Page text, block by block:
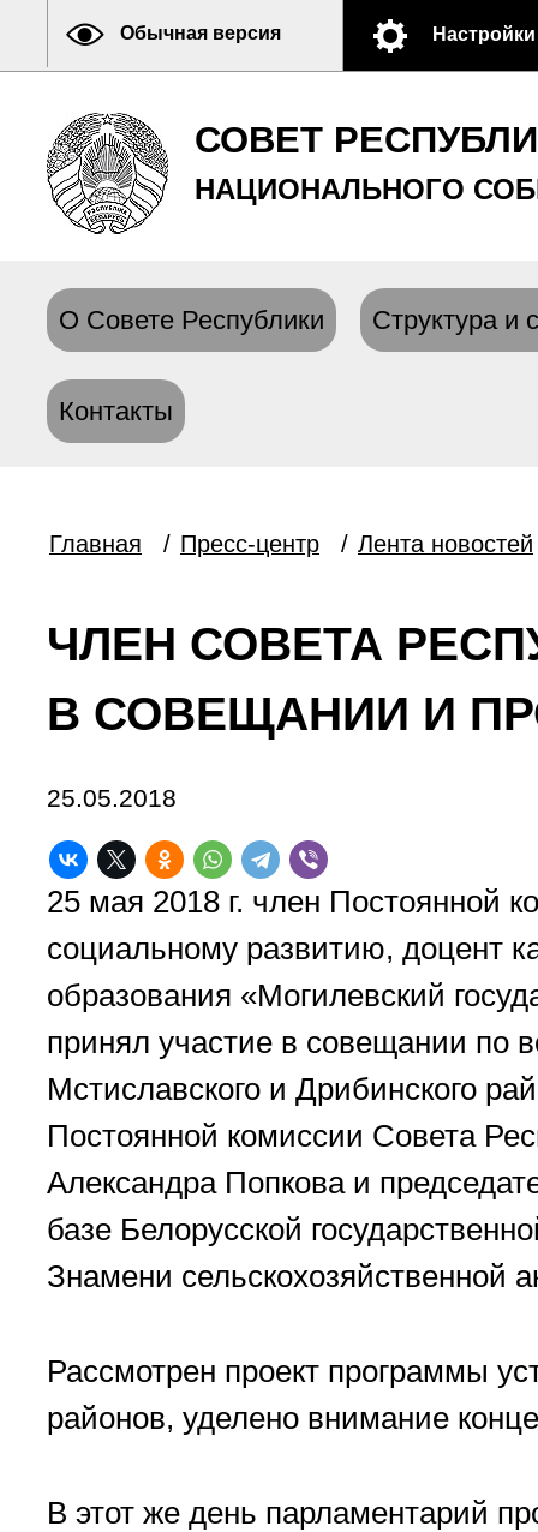
Обычная версия Настройки
СОВЕТ
НАЦИОНАЛЬНОГО
О Совете Республики Структура и
Контакты
Главная / Пресс-центр / Лента новостей
ЧЛЕН СОВЕТА
В СОВЕЩАНИИ И
25.05.2018
25 мая 2018 г. член Постоянной
социальному развитию, доцент
образования «Могилевский
принял участие в совещании по
Мстиславского и Дрибинского
Постоянной комиссии Совета
Александра Попкова и
базе Белорусской
Знамени сельскохозяйственной
Рассмотрен проект программы
районов, уделено внимание
В этот же день парламентарий